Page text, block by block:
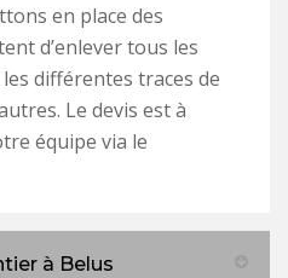
en place des
d’enlever tous les
différentes traces de
Le devis est à
équipe via le
à Belus